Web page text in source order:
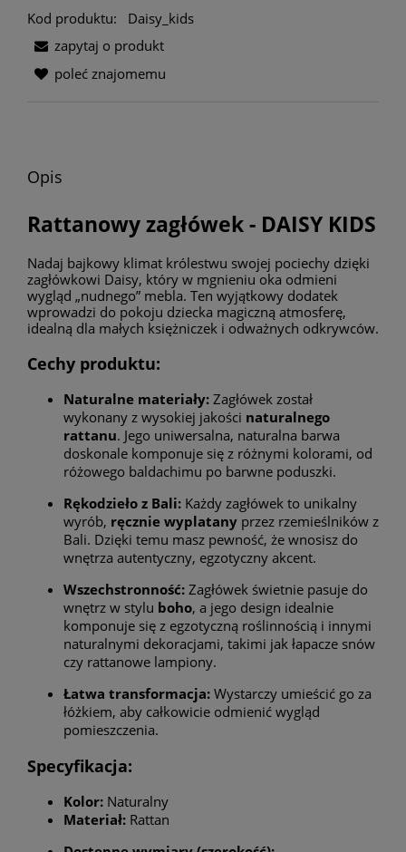
Kod produktu:
Daisy_kids
zapytaj o produkt
poleć znajomemu
Opis
Rattanowy zagłówek - DAISY KIDS
Nadaj bajkowy klimat królestwu swojej pociechy dzięki
zagłówkowi Daisy, który w mgnieniu oka odmieni
wygląd „nudnego” mebla. Ten wyjątkowy dodatek
wprowadzi do pokoju dziecka magiczną atmosferę,
idealną dla małych księżniczek i odważnych odkrywców.
Cechy produktu:
Naturalne materiały: Zagłówek został
wykonany z wysokiej jakości naturalnego
rattanu. Jego uniwersalna, naturalna barwa
doskonale komponuje się z różnymi kolorami, od
różowego baldachimu po barwne poduszki.
Rękodzieło z Bali: Każdy zagłówek to unikalny
wyrób, ręcznie wyplatany przez rzemieślników z
Bali. Dzięki temu masz pewność, że wnosisz do
wnętrza autentyczny, egzotyczny akcent.
Wszechstronność: Zagłówek świetnie pasuje do
wnętrz w stylu boho, a jego design idealnie
komponuje się z egzotyczną roślinnością i innymi
naturalnymi dekoracjami, takimi jak łapacze snów
czy rattanowe lampiony.
Łatwa transformacja: Wystarczy umieścić go za
łóżkiem, aby całkowicie odmienić wygląd
pomieszczenia.
Specyfikacja:
Kolor: Naturalny
Materiał: Rattan